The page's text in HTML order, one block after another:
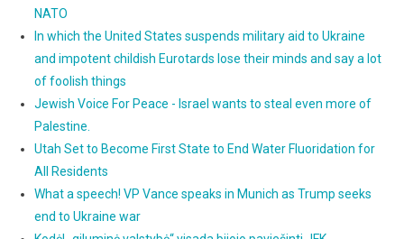
NATO
In which the United States suspends military aid to Ukraine
and impotent childish Eurotards lose their minds and say a lot
of foolish things
Jewish Voice For Peace - Israel wants to steal even more of
Palestine.
Utah Set to Become First State to End Water Fluoridation for
All Residents
What a speech! VP Vance speaks in Munich as Trump seeks
end to Ukraine war